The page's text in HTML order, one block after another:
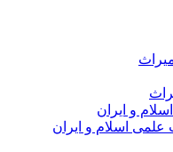
و ایران
اسلام و ایران